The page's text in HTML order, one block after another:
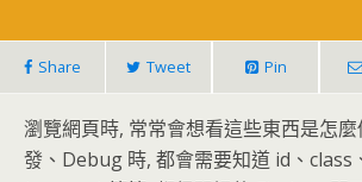
Share Tweet Pin
瀏覽網頁時, 常常會想看這些東西是怎
發、Debug 時, 都會需要知道 id、class